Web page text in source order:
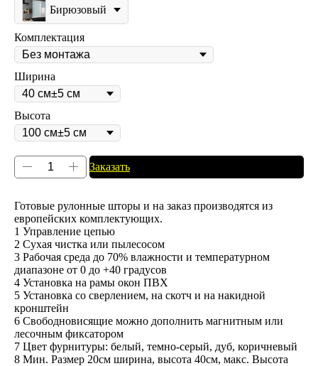
Бирюзовый
Комплектация
Ширина
Высота
Заказать
Готовые рулонные шторы и на заказ производятся из
европейских комплектующих.
1 Управление цепью
2 Сухая чистка или пылесосом
3 Рабочая среда до 70% влажности и температурном
диапазоне от 0 до +40 градусов
4 Установка на рамы окон ПВХ
5 Установка со сверлением, на скотч и на накидной
кронштейн
6 Свободновисящие можно дополнить магнитным или
лесочным фиксатором
7 Цвет фурнитуры: белый, темно-серый, дуб, коричневый
8 Мин. Размер 20см ширина, высота 40см, макс. Высота